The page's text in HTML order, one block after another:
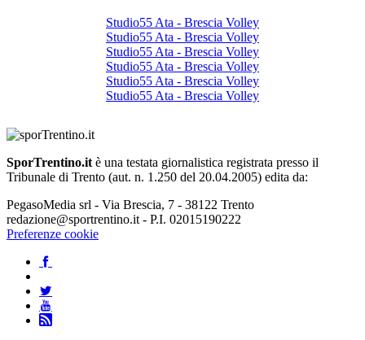
Studio55 Ata - Brescia Volley
Studio55 Ata - Brescia Volley
Studio55 Ata - Brescia Volley
Studio55 Ata - Brescia Volley
Studio55 Ata - Brescia Volley
Studio55 Ata - Brescia Volley
SporTrentino.it è una testata giornalistica registrata presso il
Tribunale di Trento (aut. n. 1.250 del 20.04.2005) edita da:
PegasoMedia srl - Via Brescia, 7 - 38122 Trento
redazione@sportrentino.it - P.I. 02015190222
Preferenze cookie